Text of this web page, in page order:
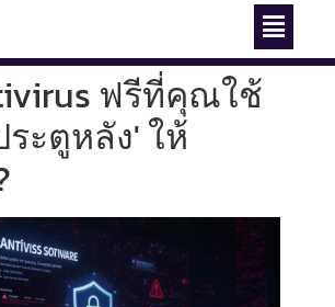
ฟรีที่คุณใช้
ะตูหลัง' ให้